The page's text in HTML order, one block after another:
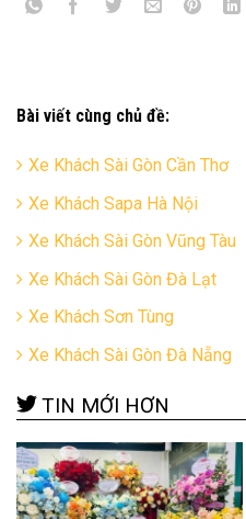
Bài viết cùng chủ đề:
Xe Khách Sài Gòn Cần Thơ
Xe Khách Sapa Hà Nội
Xe Khách Sài Gòn Vũng Tàu
Xe Khách Sài Gòn Đà Lạt
Xe Khách Sơn Tùng
Xe Khách Sài Gòn Đà Nẵng
TIN MỚI HƠN